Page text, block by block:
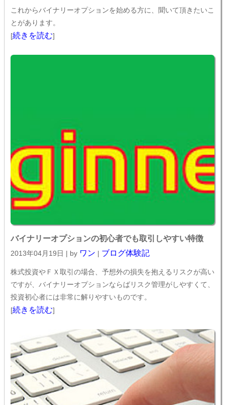
これからバイナリーオプションを始める方に、聞いて頂きたいこ
とがあります。
[続きを読む]
バイナリーオプションの初心者でも取引しやすい特徴
2013年04月19日 | by ワン | ブログ体験記
株式投資やＦＸ取引の場合、予想外の損失を抱えるリスクが高い
ですが、バイナリーオプションならばリスク管理がしやすくて、
投資初心者には非常に解りやすいものです。
[続きを読む]